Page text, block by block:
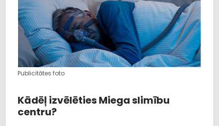
Publicitātes foto
Kādēļ izvēlēties Miega slimību
centru?